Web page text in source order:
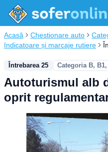
Acasă Chestionare auto
Indicatoare și marcaje rutiere
Întrebarea 25 Categoria B, B1,
Autoturismul alb
oprit